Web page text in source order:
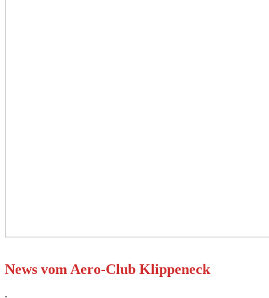
News vom Aero-Club Klippeneck
.